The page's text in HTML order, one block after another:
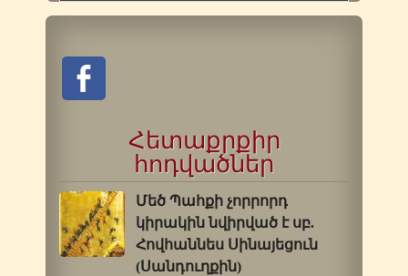
Հետաքրքիր
հոդվածներ
Մեծ Պահքի չորրորդ
կիրակին նվիրված է սբ.
Հովհաննես Սինայեցուն
(Սանդուղքին)